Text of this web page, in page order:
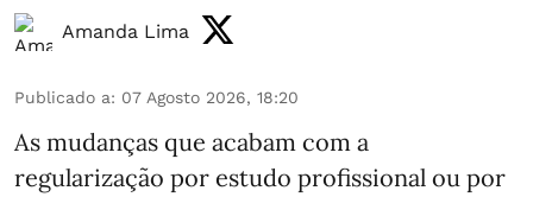
Amanda Lima
Publicado a: 07 Agosto 2026, 18:20
As mudanças que acabam com a
regularização por estudo profissional ou por